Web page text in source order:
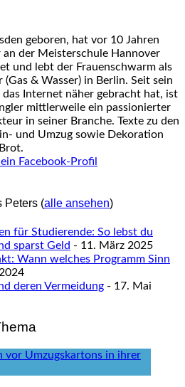
geboren, hat vor 10 Jahren
der Meisterschule Hannover
und lebt der Frauenschwarm als
& Wasser) in Berlin. Seit sein
Internet näher gebracht hat, ist
mittlerweile ein passionierter
in seiner Branche. Texte zu den
und Umzug sowie Dekoration
Peters (alle ansehen)
für Studierende: So lebst du
sparst Geld - 11. März 2025
Wann welches Programm Sinn
deren Vermeidung - 17. Mai